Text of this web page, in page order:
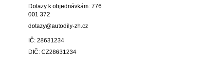
Dotazy k objednávkám: 776
001 372
dotazy@autodily-zh.cz
IČ: 28631234
DIČ: CZ28631234